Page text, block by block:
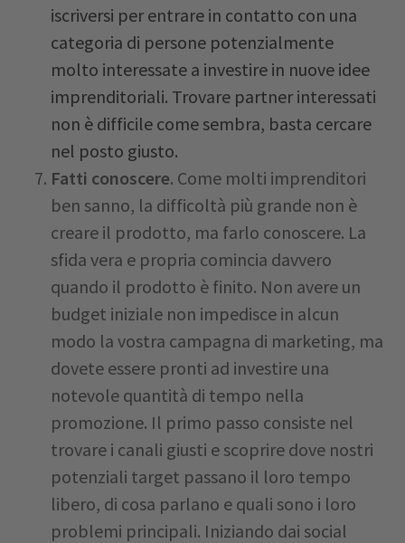
iscriversi per entrare in contatto con una
categoria di persone potenzialmente
molto interessate a investire in nuove idee
imprenditoriali. Trovare partner interessati
non è difficile come sembra, basta cercare
nel posto giusto.
Fatti conoscere. Come molti imprenditori
ben sanno, la difficoltà più grande non è
creare il prodotto, ma farlo conoscere. La
sfida vera e propria comincia davvero
quando il prodotto è finito. Non avere un
budget iniziale non impedisce in alcun
modo la vostra campagna di marketing, ma
dovete essere pronti ad investire una
notevole quantità di tempo nella
promozione. Il primo passo consiste nel
trovare i canali giusti e scoprire dove nostri
potenziali target passano il loro tempo
libero, di cosa parlano e quali sono i loro
problemi principali. Iniziando dai social